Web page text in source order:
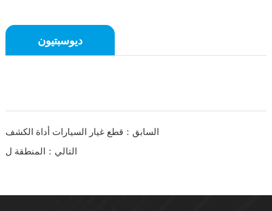
ديوسبتيون
السابق：قطع غيار السيارات أداة الكشف
التالي：المنطقة ل